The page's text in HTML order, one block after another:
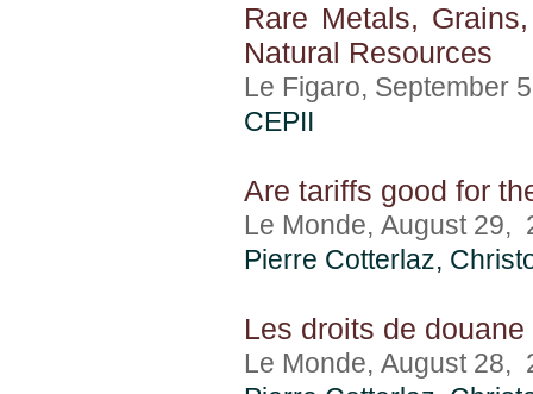
Rare Metals,
Natural Resources
Le Figaro, September
CEPII
Are tariffs good for
Le Monde, August 29,
Pierre Cotterlaz,
Les droits de
Le Monde, August 28,